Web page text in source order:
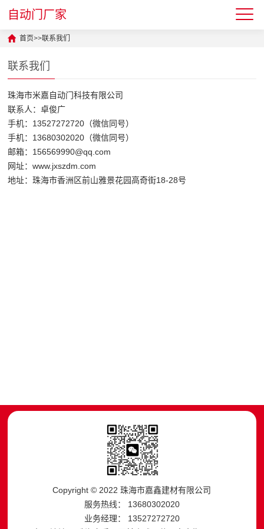
自动门厂家
首页>>联系我们
联系我们
珠海市米嘉自动门科技有限公司
联系人：卓俊广
手机：13527272720（微信同号）
手机：13680302020（微信同号）
邮箱：156569990@qq.com
网址：www.jxszdm.com
地址：珠海市香洲区前山雅景花园高奇街18-28号
Copyright © 2022 珠海市嘉鑫建材有限公司
服务热线： 13680302020
业务经理： 13527272720